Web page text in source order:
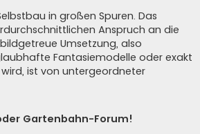
in großen Spuren. Das
Anspruch an die
Umsetzung, also
Fantasiemodelle oder exakt
ist von untergeordneter
Gartenbahn-Forum!